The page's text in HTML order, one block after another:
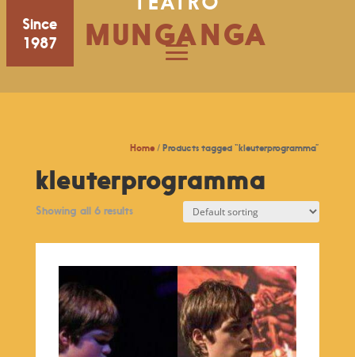
Since
1987
MUNGANGA
Home / Products tagged “kleuterprogramma”
kleuterprogramma
Showing all 6 results